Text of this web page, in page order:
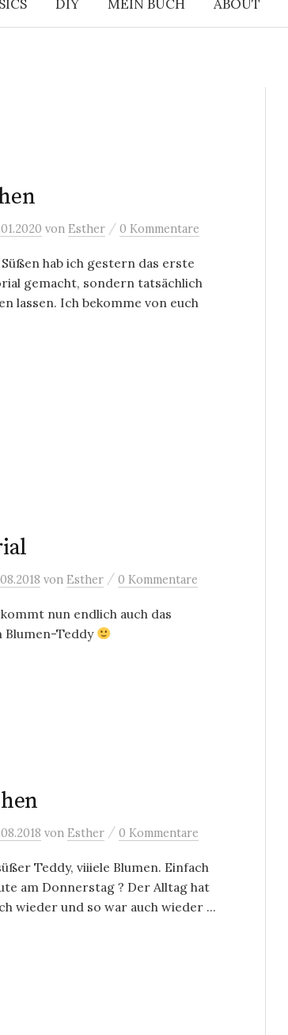
DIY MEIN BUCH ABOUT
von Esther / 0 Kommentare
hab ich gestern das erste
gemacht, sondern tatsächlich
lassen. Ich bekomme von euch
von Esther / 0 Kommentare
nun endlich auch das
Blumen-Teddy
von Esther / 0 Kommentare
Teddy, viiiele Blumen. Einfach
am Donnerstag ? Der Alltag hat
wieder und so war auch wieder ...